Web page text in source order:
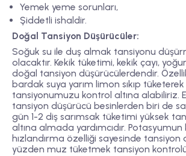
Yemek yeme sorunları,
Şiddetli ishaldir.
Doğal Tansiyon Düşürücüler:
Soğuk su ile duş almak tansiyonu
olacaktır. Kekik tüketimi, kekik çayı,
doğal tansiyon düşürücülerdendir.
bardak suya yarım limon sıkıp tüketerek
tansiyonumuzu kontrol altına alabiliriz.
tansiyon düşürücü besinlerden biri de
gün 1-2 diş sarımsak tüketimi yüksek
altına almada yardımcıdır. Potasyumun
hızlandırma özelliği sayesinde tansiyon
yüzden muz tüketmek tansiyon